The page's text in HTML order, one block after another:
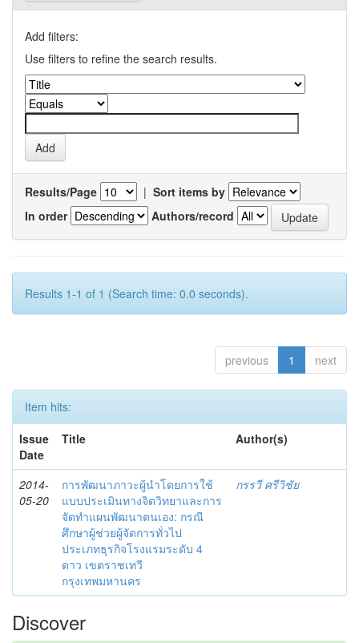
Add filters:
Use filters to refine the search results.
Results/Page | Sort items by
In order
Authors/record
Results 1-1 of 1 (Search time: 0.0 seconds).
previous 1 next
Item hits:
Issue
Date
Title Author(s)
2014-
05-20
การพัฒนาภาวะผู้นำโดยการใช้
แบบประเมินทางจิตวิทยาและการ
จัดทำแผนพัฒนาตนเอง: กรณี
ศึกษาผู้ช่วยผู้จัดการทั่วไป
ประเภทธุรกิจโรงแรมระดับ 4
ดาว เขตราชเทวี
กรุงเทพมหานคร
กรรวี ศรีวิชัย
Discover